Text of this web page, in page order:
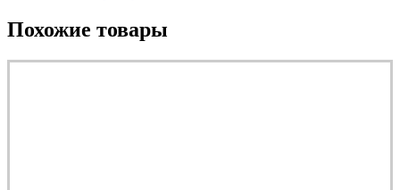
Похожие товары